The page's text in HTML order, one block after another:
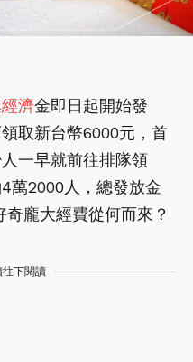
經濟金即日起開始發
取新台幣6000元，首
一早就前往排隊領
萬2000人，總發放金
龐大經費從何而來？
下閱讀